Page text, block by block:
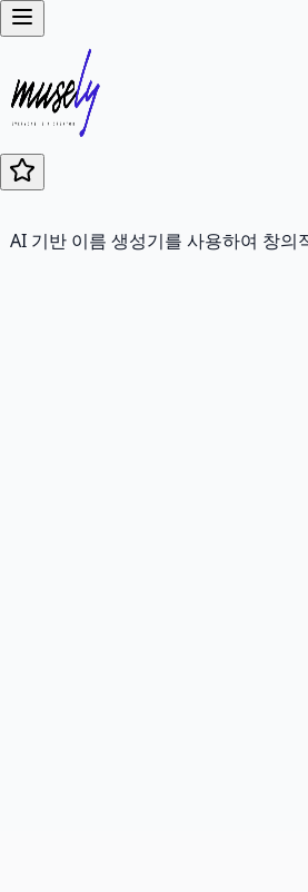
AI 기반 이름 생성기를 사용하여 창